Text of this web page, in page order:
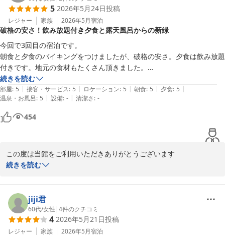
お客様からいただいたご意見をいただき、より快適にお過ごしいた
だけるよう、設備の改善およびサービスの向上に努めてまいりま
す。
またのお越しを、スタッフ一同お待ちしております。
奥久慈館
鈴木
大子温泉 ホテル奥久慈館（伊東園ホテルズ）
2026-06-17
5 2026年5月24日投稿
レジャー 家族 2026年5月宿泊
破格の安さ！飲み放題付き夕食と露天風呂からの新緑
今回で3回目の宿泊です。
朝食と夕食のバイキングをつけましたが、破格の安さ。夕食は飲み放題
付きです。地元の食材もたくさん頂きました。
また、露天風呂からの新緑がとても綺麗で癒されました。
続きを読む
部屋: 5 | 接客・サービス: 5 | ロケーション: 5 | 朝食: 5 | 夕食: 5 |
温泉・お風呂: 5 | 設備: - | 清潔さ: -
454
この度は当館をご利用いただきありがとうございます
変嬉しく感じております。
大子温泉は美人の湯として親しまれておりお肌に効能があることが
特徴です。
また、当ホテルから車で15分の袋田の滝は4度の滝とも呼ばれ季節
続きを読む
jiji君
60代/女性 |4件のクチコミ
4 2026年5月21日投稿
レジャー 家族 2026年5月宿泊